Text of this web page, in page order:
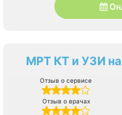
МРТ КТ и УЗИ на
Отзыв о сервисе
Отзыв о врачах